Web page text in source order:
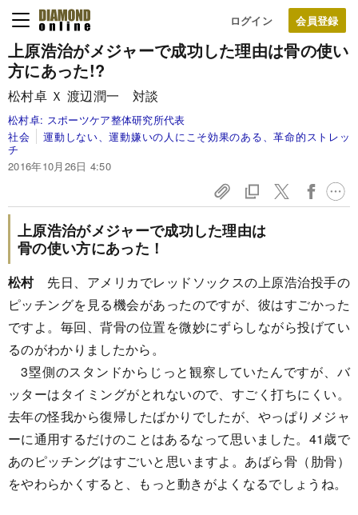
ログイン
上原浩治がメジャーで成功した理由は骨の使い
方にあった!?
松村卓 Ｘ 渡辺潤一 対談
松村卓: スポーツケア整体研究所代表
社会
運動しない、運動嫌いの人にこそ効果のある、革命的ストレッ
チ
2016年10月26日 4:50
上原浩治がメジャーで成功した理由は
骨の使い方にあった！
松村先日、アメリカでレッドソックスの上原浩治投手の
ピッチングを見る機会があったのですが、彼はすごかった
ですよ。毎回、背骨の位置を微妙にずらしながら投げてい
るのがわかりましたから。
3塁側のスタンドからじっと観察していたんですが、バ
ッターはタイミングがとれないので、すごく打ちにくい。
去年の怪我から復帰したばかりでしたが、やっぱりメジャ
ーに通用するだけのことはあるなって思いました。41歳で
あのピッチングはすごいと思いますよ。あばら骨（肋骨）
をやわらかくすると、もっと動きがよくなるでしょうね。